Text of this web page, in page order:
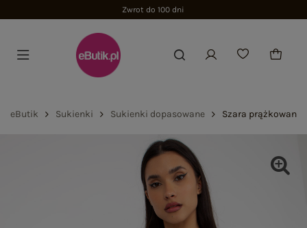
Zwrot do 100 dni
eButik Sukienki Sukienki dopasowane Szara